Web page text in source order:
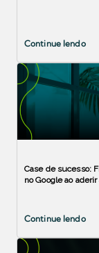
Continue lendo
Case de sucesso:
no Google ao
Continue lendo